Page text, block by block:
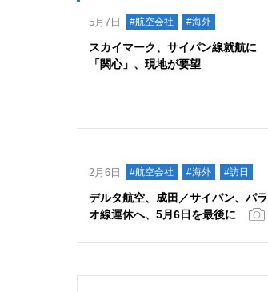
5月7日 #航空会社 #海外
スカイマーク、サイパン線就航に
「関心」、現地が要望
2月6日 #航空会社 #海外 #訪日
デルタ航空、成田／サイパン、パラ
オ線運休へ、5月6日を最後に